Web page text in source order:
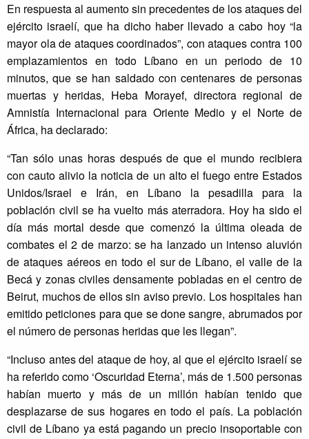
En respuesta al aumento sin precedentes de los ataques del
ejército israelí, que ha dicho haber llevado a cabo hoy “la
mayor ola de ataques coordinados”, con ataques contra 100
emplazamientos en todo Líbano en un periodo de 10
minutos, que se han saldado con centenares de personas
muertas y heridas, Heba Morayef, directora regional de
Amnistía Internacional para Oriente Medio y el Norte de
África, ha declarado:
“Tan sólo unas horas después de que el mundo recibiera
con cauto alivio la noticia de un alto el fuego entre Estados
Unidos/Israel e Irán, en Líbano la pesadilla para la
población civil se ha vuelto más aterradora. Hoy ha sido el
día más mortal desde que comenzó la última oleada de
combates el 2 de marzo: se ha lanzado un intenso aluvión
de ataques aéreos en todo el sur de Líbano, el valle de la
Becá y zonas civiles densamente pobladas en el centro de
Beirut, muchos de ellos sin aviso previo. Los hospitales han
emitido peticiones para que se done sangre, abrumados por
el número de personas heridas que les llegan”.
“Incluso antes del ataque de hoy, al que el ejército israelí se
ha referido como ‘Oscuridad Eterna’, más de 1.500 personas
habían muerto y más de un millón habían tenido que
desplazarse de sus hogares en todo el país. La población
civil de Líbano ya está pagando un precio insoportable con